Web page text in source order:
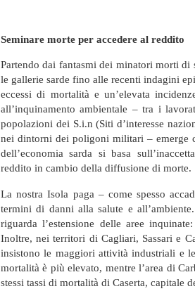
Seminare morte per accedere al reddito
Partendo dai fantasmi dei minatori morti
le gallerie sarde fino alle recenti indagini
eccessi di mortalità e un’elevata
all’inquinamento ambientale – tra i
popolazioni dei S.i.n (Siti d’interesse
nei dintorni dei poligoni militari – emerge
dell’economia sarda si basa
reddito in cambio della diffusione di morte.
La nostra Isola paga – come spesso
termini di danni alla salute e
riguarda l’estensione delle aree
Inoltre, nei territori di Cagliari, Sassari e
insistono le maggiori attività industriali e
mortalità è più elevato, mentre l’area di
stessi tassi di mortalità di Caserta, capitale